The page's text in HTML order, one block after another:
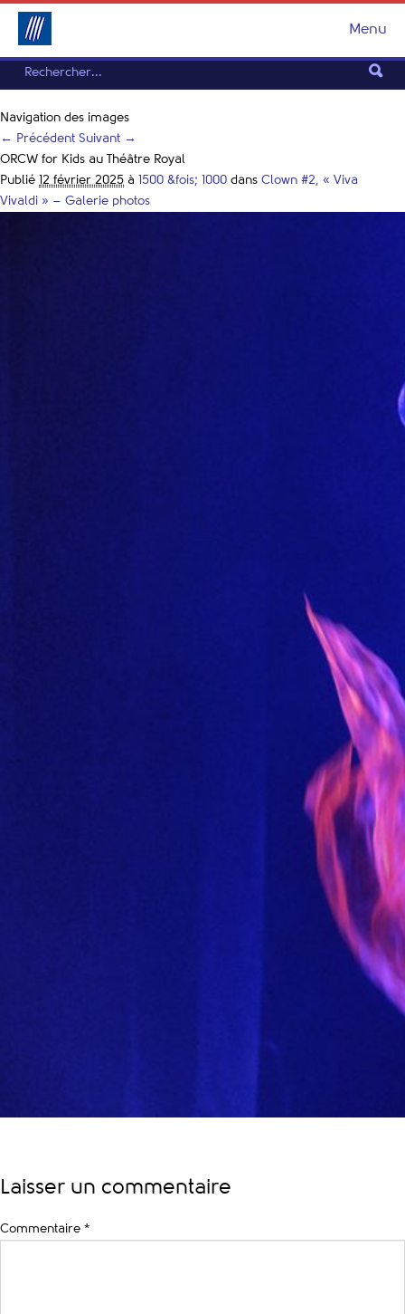
Menu
Navigation des images
← Précédent Suivant →
ORCW for Kids au Théâtre Royal
Publié 12 février 2025 à 1500 &fois; 1000 dans Clown #2, « Viva
Vivaldi » – Galerie photos
Laisser un commentaire
Commentaire *